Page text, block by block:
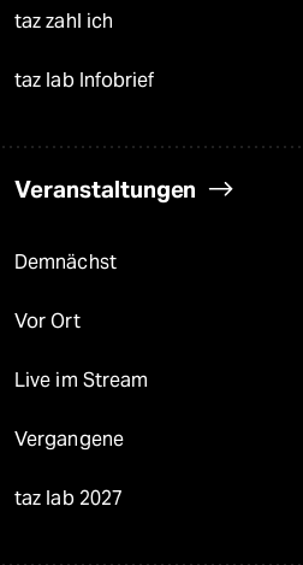
taz zahl ich
taz lab Infobrief
Veranstaltungen
Demnächst
Vor Ort
Live im Stream
Vergangene
taz lab 2027